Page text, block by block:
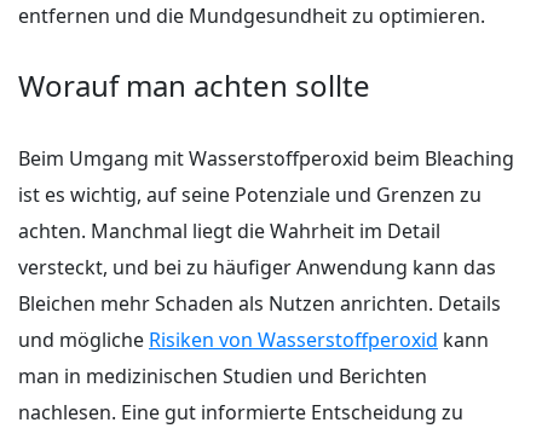
entfernen und die Mundgesundheit zu optimieren.
Worauf man achten sollte
Beim Umgang mit Wasserstoffperoxid beim Bleaching
ist es wichtig, auf seine Potenziale und Grenzen zu
achten. Manchmal liegt die Wahrheit im Detail
versteckt, und bei zu häufiger Anwendung kann das
Bleichen mehr Schaden als Nutzen anrichten. Details
und mögliche Risiken von Wasserstoffperoxid kann
man in medizinischen Studien und Berichten
nachlesen. Eine gut informierte Entscheidung zu